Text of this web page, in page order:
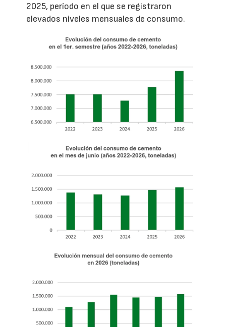
2025, período en el que se registraron
elevados niveles mensuales de consumo.